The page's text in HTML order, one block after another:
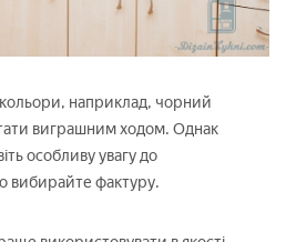
кольори, наприклад, чорний
виграшним ходом. Однак
особливу увагу до
вибирайте фактуру.